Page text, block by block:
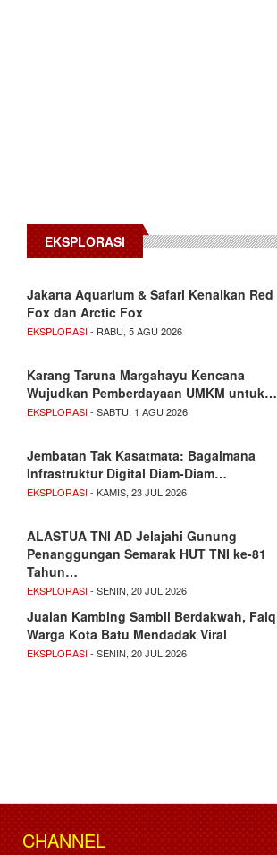
EKSPLORASI
Jakarta Aquarium & Safari Kenalkan Red
Fox dan Arctic Fox
EKSPLORASI- RABU, 5 AGU 2026
Karang Taruna Margahayu Kencana
Wujudkan Pemberdayaan UMKM untuk…
EKSPLORASI- SABTU, 1 AGU 2026
Jembatan Tak Kasatmata: Bagaimana
Infrastruktur Digital Diam-Diam…
EKSPLORASI- KAMIS, 23 JUL 2026
ALASTUA TNI AD Jelajahi Gunung
Penanggungan Semarak HUT TNI ke-81
Tahun…
EKSPLORASI- SENIN, 20 JUL 2026
Jualan Kambing Sambil Berdakwah, Faiq
Warga Kota Batu Mendadak Viral
EKSPLORASI- SENIN, 20 JUL 2026
CHANNEL